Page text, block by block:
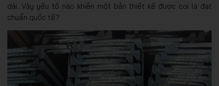
dài. Vậy yếu tố nào khiến một bản thiết kế được coi là đạt
chuẩn quốc tế?